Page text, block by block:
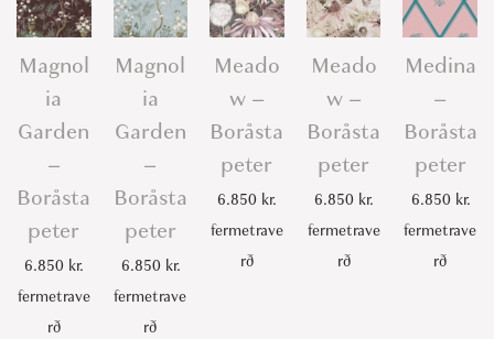
Magnol
ia
Garden
–
Boråsta
peter
6.850 kr.
fermetrave
rð
Magnol
ia
Garden
–
Boråsta
peter
6.850 kr.
fermetrave
rð
Meado
w –
Boråsta
peter
6.850 kr.
fermetrave
rð
Meado
w –
Boråsta
peter
6.850 kr.
fermetrave
rð
Medina
–
Boråsta
peter
6.850 kr.
fermetrave
rð